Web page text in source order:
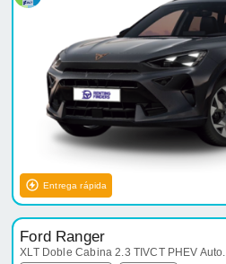
Entrega rápida
Ford Ranger
XLT Doble Cabina 2.3 TIVCT PHEV Auto.